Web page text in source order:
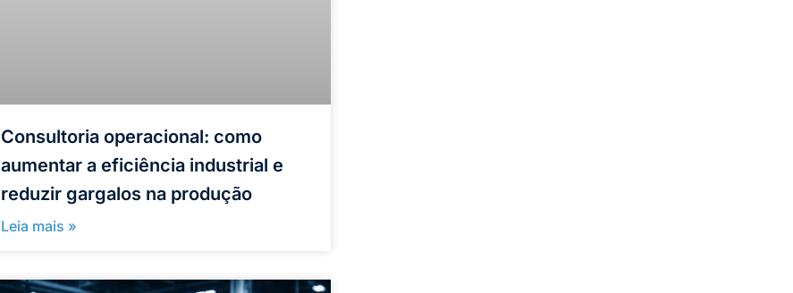
Consultoria operacional: como
aumentar a eficiência industrial e
reduzir gargalos na produção
Leia mais »